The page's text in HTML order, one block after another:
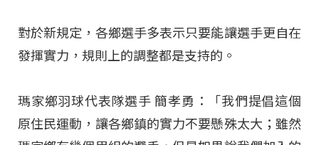
對於新規定，各鄉選手多表示只要能讓選手更自在
發揮實力，規則上的調整都是支持的。
瑪家鄉羽球代表隊選手 簡孝勇：「我們提倡這個
原住民運動，讓各鄉鎮的實力不要懸殊太大；雖然